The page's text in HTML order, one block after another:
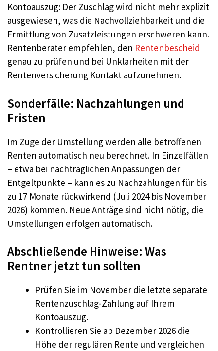
Kontoauszug: Der Zuschlag wird nicht mehr explizit
ausgewiesen, was die Nachvollziehbarkeit und die
Ermittlung von Zusatzleistungen erschweren kann.
Rentenberater empfehlen, den Rentenbescheid
genau zu prüfen und bei Unklarheiten mit der
Rentenversicherung Kontakt aufzunehmen.
Sonderfälle: Nachzahlungen und
Fristen
Im Zuge der Umstellung werden alle betroffenen
Renten automatisch neu berechnet. In Einzelfällen
– etwa bei nachträglichen Anpassungen der
Entgeltpunkte – kann es zu Nachzahlungen für bis
zu 17 Monate rückwirkend (Juli 2024 bis November
2026) kommen. Neue Anträge sind nicht nötig, die
Umstellungen erfolgen automatisch.
Abschließende Hinweise: Was
Rentner jetzt tun sollten
Prüfen Sie im November die letzte separate
Rentenzuschlag-Zahlung auf Ihrem
Kontoauszug.
Kontrollieren Sie ab Dezember 2026 die
Höhe der regulären Rente und vergleichen